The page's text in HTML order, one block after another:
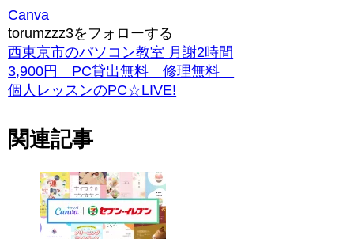
Canva
torumzzz3をフォローする
西東京市のパソコン教室 月謝2時間
3,900円 PC貸出無料 修理無料
個人レッスンのPC☆LIVE!
関連記事